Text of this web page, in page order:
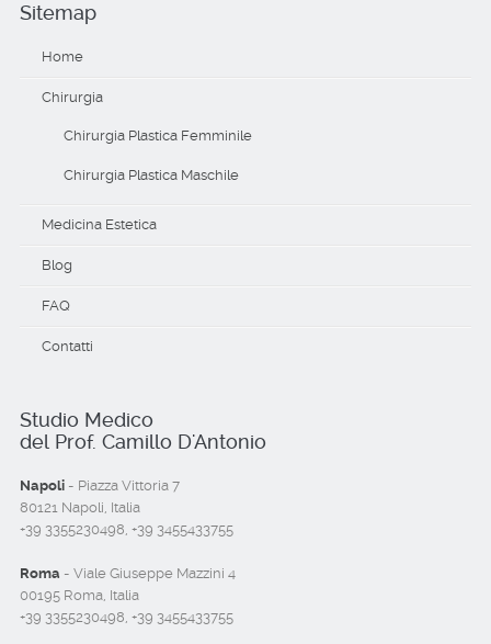
Sitemap
Home
Chirurgia
Chirurgia Plastica Femminile
Chirurgia Plastica Maschile
Medicina Estetica
Blog
FAQ
Contatti
Studio Medico
del Prof. Camillo D'Antonio
Napoli - Piazza Vittoria 7
80121 Napoli, Italia
+39 3355230498, +39 3455433755
Roma - Viale Giuseppe Mazzini 4
00195 Roma, Italia
+39 3355230498, +39 3455433755